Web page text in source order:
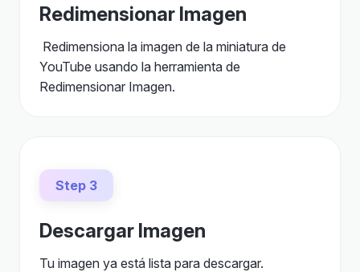
Redimensionar Imagen
Redimensiona la imagen de la miniatura de
YouTube usando la herramienta de
Redimensionar Imagen.
Step 3
Descargar Imagen
Tu imagen ya está lista para descargar.